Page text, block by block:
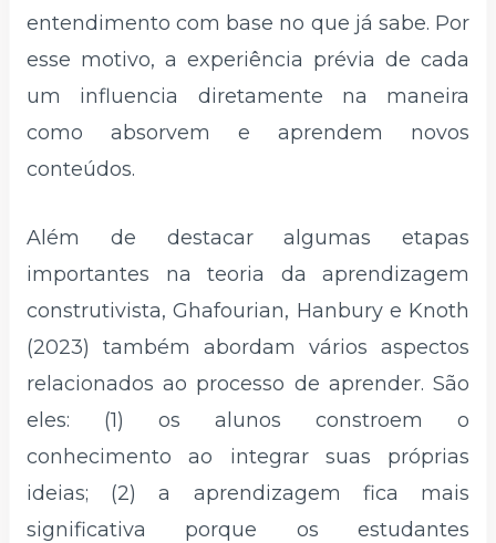
entendimento com base no que já sabe. Por
esse motivo, a experiência prévia de cada
um influencia diretamente na maneira
como absorvem e aprendem novos
conteúdos.
Além de destacar algumas etapas
importantes na teoria da aprendizagem
construtivista, Ghafourian, Hanbury e Knoth
(2023) também abordam vários aspectos
relacionados ao processo de aprender. São
eles: (1) os alunos constroem o
conhecimento ao integrar suas próprias
ideias; (2) a aprendizagem fica mais
significativa porque os estudantes